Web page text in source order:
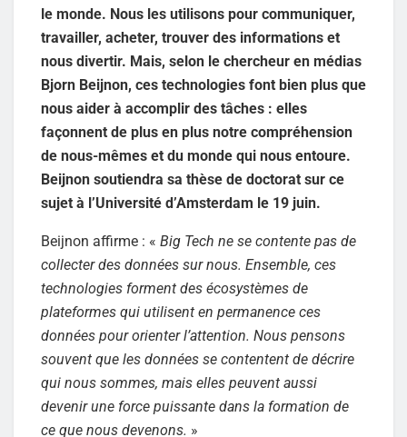
le monde. Nous les utilisons pour communiquer,
travailler, acheter, trouver des informations et
nous divertir. Mais, selon le chercheur en médias
Bjorn Beijnon, ces technologies font bien plus que
nous aider à accomplir des tâches : elles
façonnent de plus en plus notre compréhension
de nous-mêmes et du monde qui nous entoure.
Beijnon soutiendra sa thèse de doctorat sur ce
sujet à l’Université d’Amsterdam le 19 juin.
Beijnon affirme : « Big Tech ne se contente pas de
collecter des données sur nous. Ensemble, ces
technologies forment des écosystèmes de
plateformes qui utilisent en permanence ces
données pour orienter l’attention. Nous pensons
souvent que les données se contentent de décrire
qui nous sommes, mais elles peuvent aussi
devenir une force puissante dans la formation de
ce que nous devenons. »